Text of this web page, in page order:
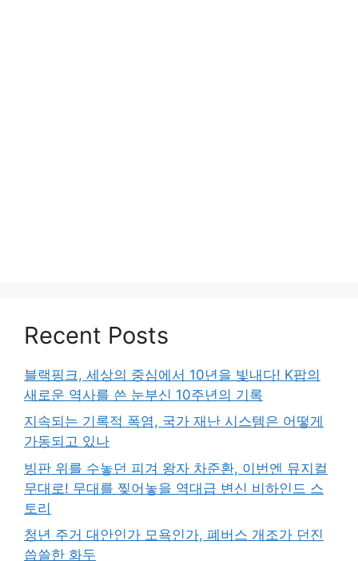
Recent Posts
블랙핑크, 세상의 중심에서 10년을 빛내다! K팝의
새로운 역사를 쓴 눈부신 10주년의 기록
지속되는 기록적 폭염, 국가 재난 시스템은 어떻게
가동되고 있나
빙판 위를 수놓던 피겨 왕자 차준환, 이번엔 뮤지컬
무대로! 무대를 찢어놓을 역대급 변신 비하인드 스
토리
청년 주거 대안인가 모욕인가, 폐버스 개조가 던진
씁쓸한 화두